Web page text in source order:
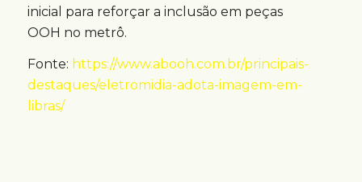
inicial para reforçar a inclusão em peças
OOH no metrô.
Fonte: https://www.abooh.com.br/principais-
destaques/eletromidia-adota-imagem-em-
libras/